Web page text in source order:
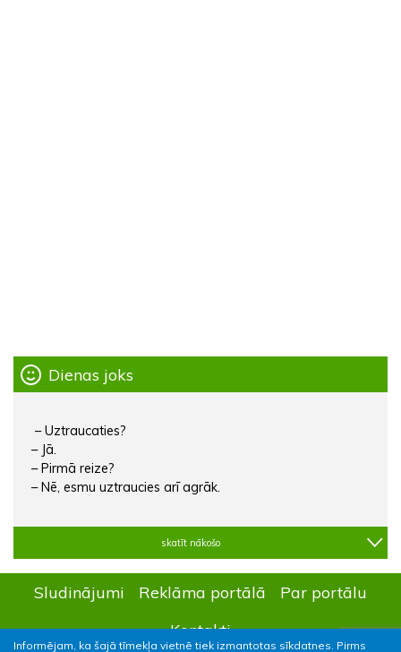
Informējam, ka šajā tīmekļa vietnē tiek izmantotas sīkdatnes. Pirms
Dienas joks
– Uztraucaties?
– Jā.
– Pirmā reize?
– Nē, esmu uztraucies arī agrāk.
skatīt nākošo
Sludinājumi Reklāma portālā
Par portālu
Kontakti